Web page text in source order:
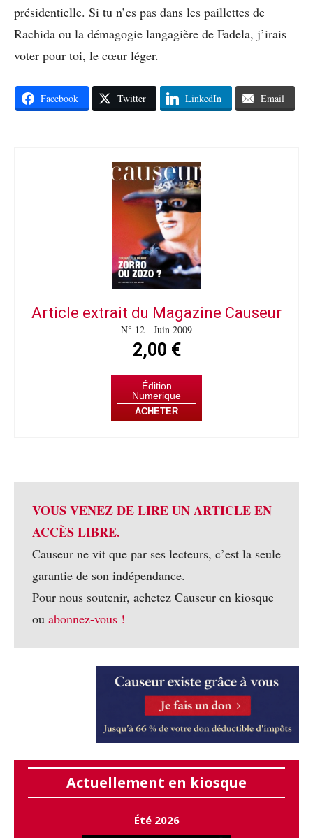
présidentielle. Si tu n’es pas dans les paillettes de
Rachida ou la démagogie langagière de Fadela, j’irais
voter pour toi, le cœur léger.
Facebook Twitter LinkedIn Email
Article extrait du Magazine Causeur
N° 12 - Juin 2009
2,00 €
Édition
Numerique
ACHETER
VOUS VENEZ DE LIRE UN ARTICLE EN
ACCÈS LIBRE.
Causeur ne vit que par ses lecteurs, c’est la seule
garantie de son indépendance.
Pour nous soutenir, achetez Causeur en kiosque
ou abonnez-vous !
Actuellement en kiosque
Été 2026